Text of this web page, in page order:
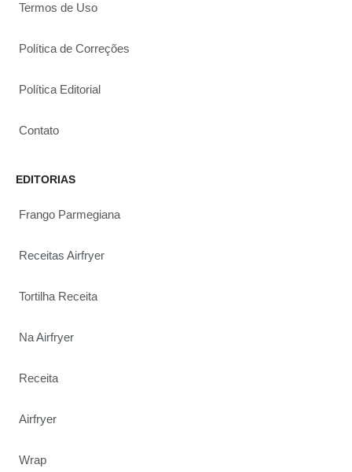
Termos de Uso
Política de Correções
Política Editorial
Contato
EDITORIAS
Frango Parmegiana
Receitas Airfryer
Tortilha Receita
Na Airfryer
Receita
Airfryer
Wrap